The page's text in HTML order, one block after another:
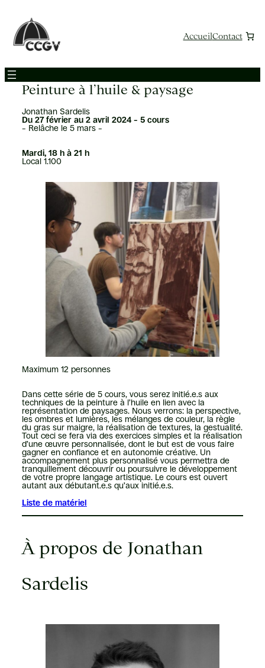
contenu
AccueilContact
Peinture à l’huile & paysage
Jonathan Sardelis
Du 27 février au 2 avril 2024 – 5 cours
– Relâche le 5 mars –
Mardi, 18 h à 21 h
Local 1.100
Maximum 12 personnes
Dans cette série de 5 cours, vous serez initié.e.s aux
techniques de la peinture à l’huile en lien avec la
représentation de paysages. Nous verrons: la perspective,
les ombres et lumières, les mélanges de couleur, la règle
du gras sur maigre, la réalisation de textures, la gestualité.
Tout ceci se fera via des exercices simples et la réalisation
d’une œuvre personnalisée, dont le but est de vous faire
gagner en confiance et en autonomie créative. Un
accompagnement plus personnalisé vous permettra de
tranquillement découvrir ou poursuivre le développement
de votre propre langage artistique. Le cours est ouvert
autant aux débutant.e.s qu’aux initié.e.s.
Liste de matériel
À propos de Jonathan
Sardelis